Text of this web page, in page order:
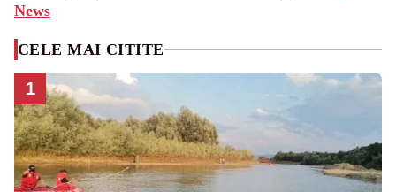
News
CELE MAI CITITE
1